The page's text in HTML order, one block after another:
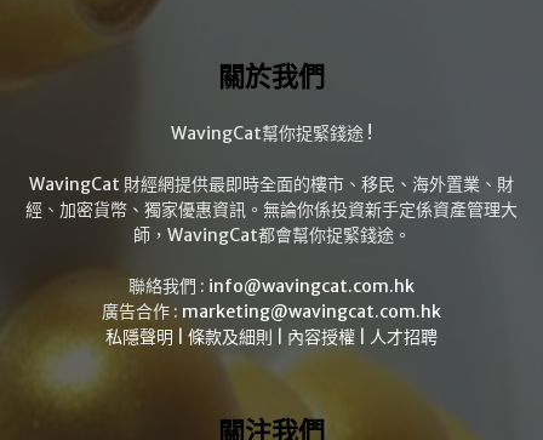
關於我們
WavingCat幫你捉緊錢途 !
WavingCat 財經網提供最即時全面的樓市、移民、海外置業、財
經、加密貨幣、獨家優惠資訊。無論你係投資新手定係資產管理大
師，WavingCat都會幫你捉緊錢途。
聯絡我們 : info@wavingcat.com.hk
廣告合作 : marketing@wavingcat.com.hk
私隱聲明
條款及細則 內容授權 人才招聘
關注我們